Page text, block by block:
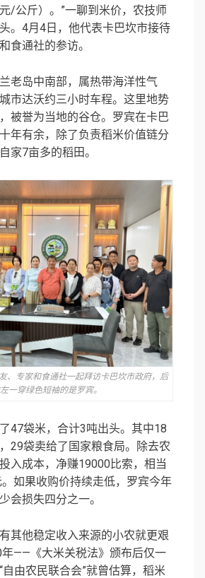
/公斤）。”一聊到米价，农技师
。4月4日，他代表卡巴坎市接待
食通社的参访。
老岛中南部，属热带海洋性气
市达沃约三小时车程。这里地势
被誉为当地的谷仓。罗宾在卡巴
年有余，除了负责稻米价值链分
家7亩多的稻田。
、专家和食通社一起拜访卡巴坎市政府，后
一穿绿色短袖的是罗宾。
47袋米，合计3吨出头。其中18
29袋卖给了国家粮食局。除去农
入成本，净赚19000比索，相当
如果收购价持续走低，罗宾今年
会损失四分之一。
其他稳定收入来源的小农就更艰
——《大米关税法》颁布后仅一
由农民联合会”就曾估算，稻米